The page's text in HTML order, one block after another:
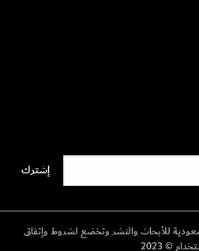
للأبحاث والنشر وتخضع لشروط وإتفاق
© 2023